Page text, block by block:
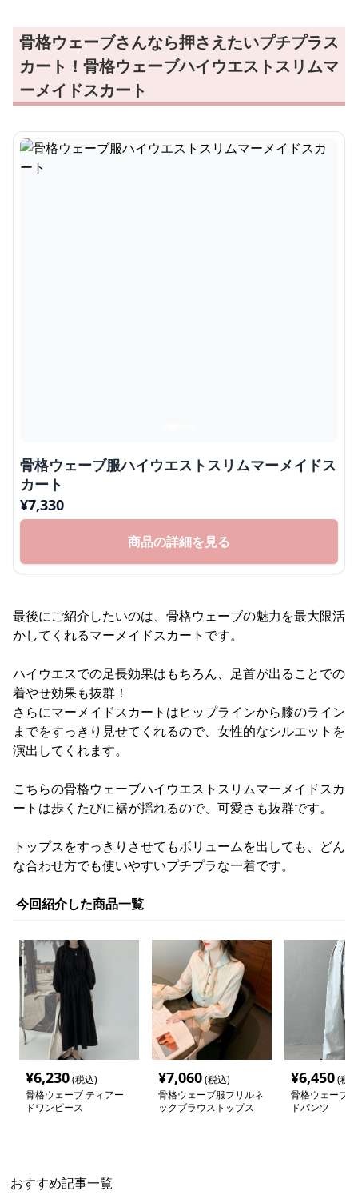
骨格ウェーブさんなら押さえたいプチプラス
カート！骨格ウェーブハイウエストスリムマ
ーメイドスカート
骨格ウェーブ服ハイウエストスリムマーメイドス
カート
¥7,330
商品の詳細を見る
最後にご紹介したいのは、骨格ウェーブの魅力を最大限活
かしてくれるマーメイドスカートです。
ハイウエスでの足長効果はもちろん、足首が出ることでの
着やせ効果も抜群！
さらにマーメイドスカートはヒップラインから膝のライン
までをすっきり見せてくれるので、女性的なシルエットを
演出してくれます。
こちらの骨格ウェーブハイウエストスリムマーメイドスカ
ートは歩くたびに裾が揺れるので、可愛さも抜群です。
トップスをすっきりさせてもボリュームを出しても、どん
な合わせ方でも使いやすいプチプラな一着です。
今回紹介した商品一覧
¥6,230(税込)
骨格ウェーブ ティアー
ドワンピース
¥7,060(税込)
骨格ウェーブ服フリルネ
ックブラウストップス
¥6,450(税
骨格ウェーブ
ドパンツ
おすすめ記事一覧